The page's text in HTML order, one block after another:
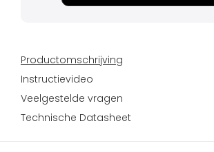
Productomschrijving
Instructievideo
Veelgestelde vragen
Technische Datasheet